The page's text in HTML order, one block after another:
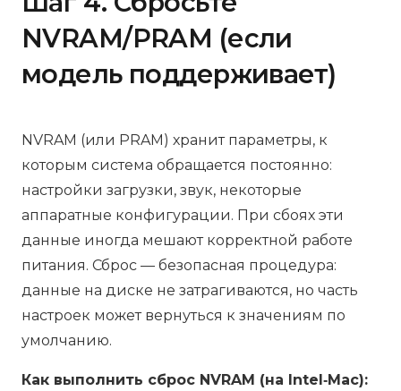
NVRAM/PRAM (если
модель поддерживает)
NVRAM (или PRAM) хранит параметры, к
которым система обращается постоянно:
настройки загрузки, звук, некоторые
аппаратные конфигурации. При сбоях эти
данные иногда мешают корректной работе
питания. Сброс — безопасная процедура:
данные на диске не затрагиваются, но часть
настроек может вернуться к значениям по
умолчанию.
Как выполнить сброс NVRAM (на Intel‑Mac):